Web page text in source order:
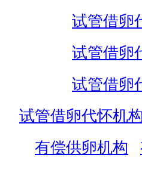
试管借卵
试管借卵
试管借卵
试管借卵代怀机构
有偿供卵机构